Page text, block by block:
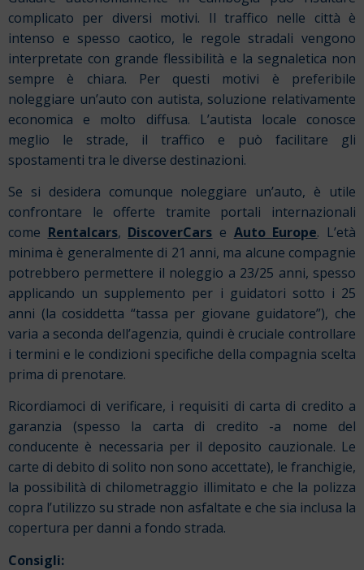
complicato per diversi motivi. Il traffico nelle città è
intenso e spesso caotico, le regole stradali vengono
interpretate con grande flessibilità e la segnaletica non
sempre è chiara. Per questi motivi è preferibile
noleggiare un’auto con autista, soluzione relativamente
economica e molto diffusa. L’autista locale conosce
meglio le strade, il traffico e può facilitare gli
spostamenti tra le diverse destinazioni.
Se si desidera comunque noleggiare un’auto, è utile
confrontare le offerte tramite portali internazionali
come Rentalcars, DiscoverCars e Auto Europe. L’età
minima è generalmente di 21 anni, ma alcune compagnie
potrebbero permettere il noleggio a 23/25 anni, spesso
applicando un supplemento per i guidatori sotto i 25
anni (la cosiddetta “tassa per giovane guidatore”), che
varia a seconda dell’agenzia, quindi è cruciale controllare
i termini e le condizioni specifiche della compagnia scelta
prima di prenotare.
Ricordiamoci di verificare, i requisiti di carta di credito a
garanzia (spesso la carta di credito -a nome del
conducente è necessaria per il deposito cauzionale. Le
carte di debito di solito non sono accettate), le franchigie,
la possibilità di chilometraggio illimitato e che la polizza
copra l’utilizzo su strade non asfaltate e che sia inclusa la
copertura per danni a fondo strada.
Consigli: